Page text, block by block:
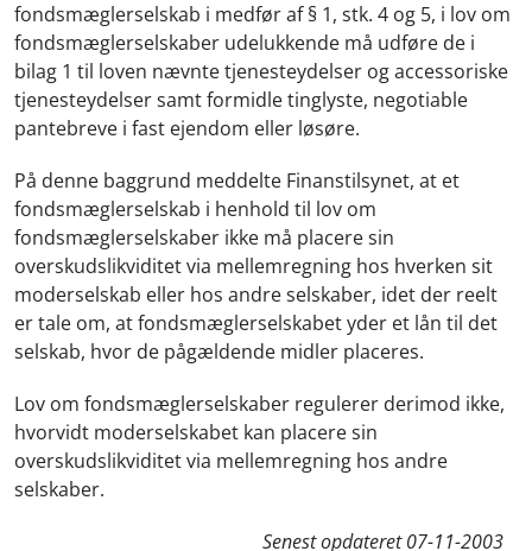
fondsmæglerselskab i medfør af § 1, stk. 4 og 5, i lov om
fondsmæglerselskaber udelukkende må udføre de i
bilag 1 til loven nævnte tjenesteydelser og accessoriske
tjenesteydelser samt formidle tinglyste, negotiable
pantebreve i fast ejendom eller løsøre.
På denne baggrund meddelte Finanstilsynet, at et
fondsmæglerselskab i henhold til lov om
fondsmæglerselskaber ikke må placere sin
overskudslikviditet via mellemregning hos hverken sit
moderselskab eller hos andre selskaber, idet der reelt
er tale om, at fondsmæglerselskabet yder et lån til det
selskab, hvor de pågældende midler placeres.
Lov om fondsmæglerselskaber regulerer derimod ikke,
hvorvidt moderselskabet kan placere sin
overskudslikviditet via mellemregning hos andre
selskaber.
Senest opdateret07-11-2003